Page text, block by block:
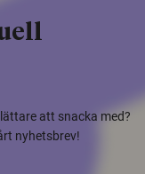
att snacka med?
nyhetsbrev!